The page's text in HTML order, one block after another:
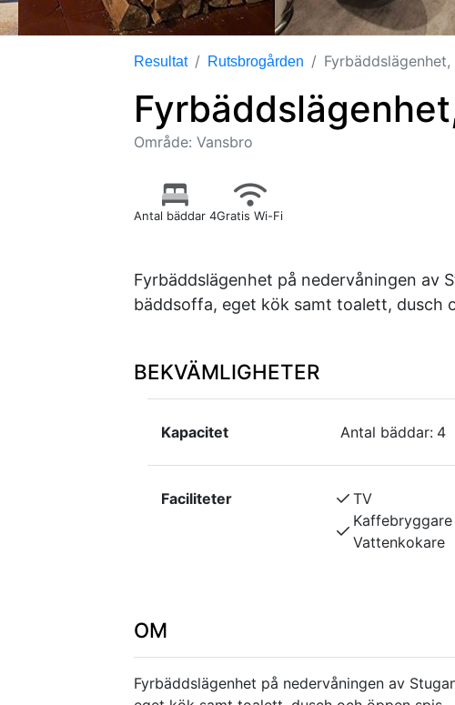
Resultat Rutsbrogården Fyrbäddslägenhet,
Område: Vansbro
Antal bäddar 4Gratis Wi-Fi
Fyrbäddslägenhet på nedervåningen av
bäddsoffa, eget kök samt toalett, dusch
BEKVÄMLIGHETER
Kapacitet Antal bäddar: 4
Faciliteter TV
Vattenkokare
OM
Fyrbäddslägenhet på nedervåningen av